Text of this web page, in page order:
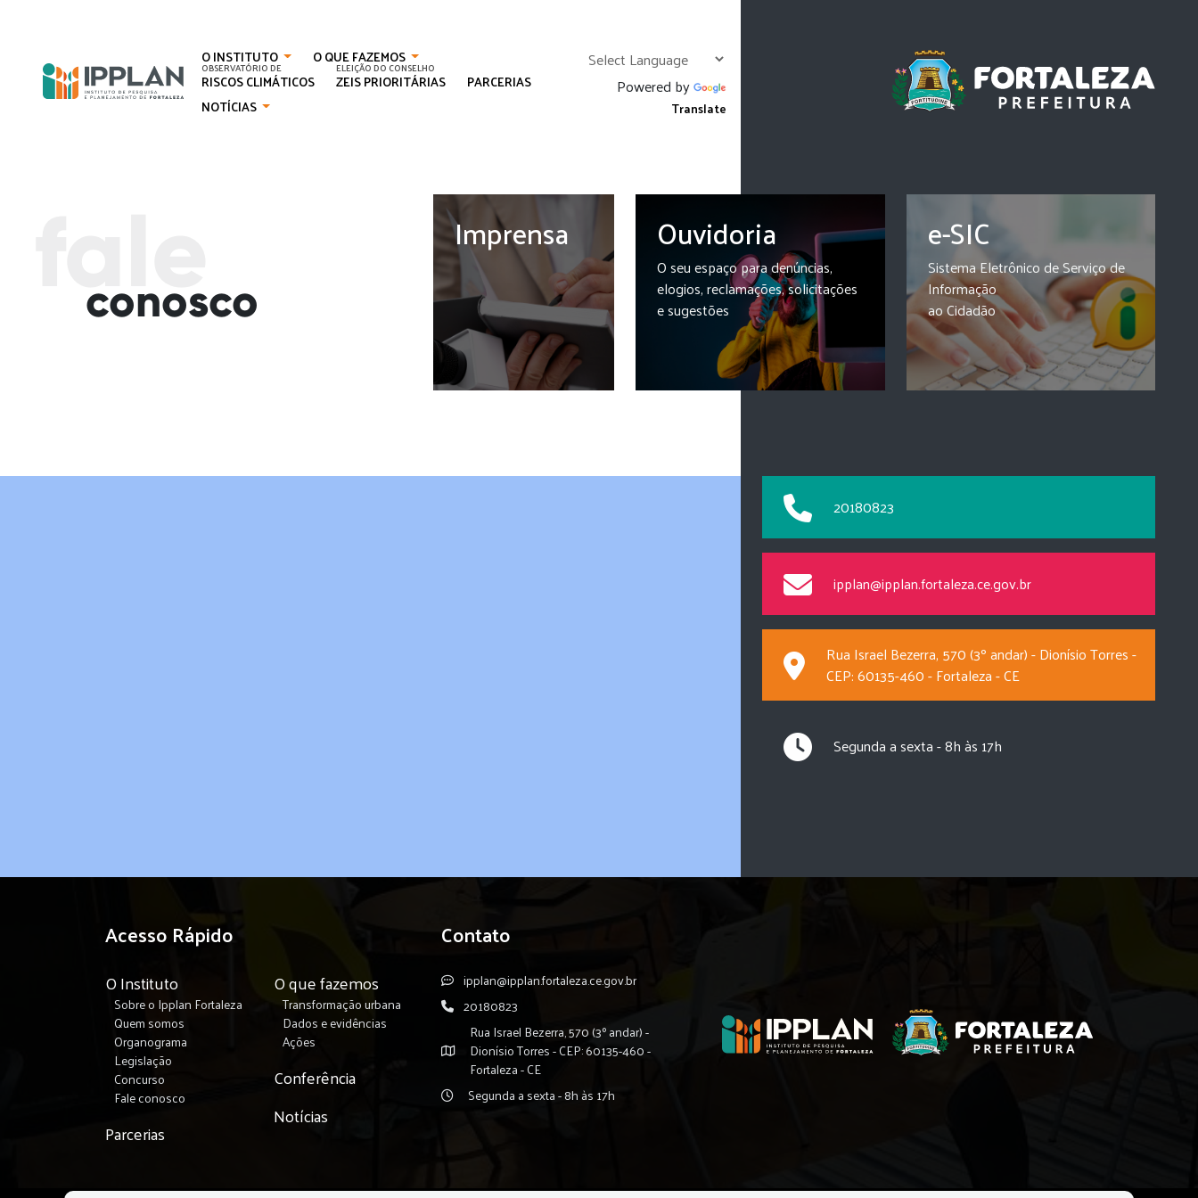
O INSTITUTO O QUE FAZEMOS
OBSERVATÓRIO DE
RISCOS CLIMÁTICOS
ELEIÇÃO DO CONSELHO
ZEIS PRIORITÁRIAS
PARCERIAS
NOTÍCIAS
Powered by
Translate
conosco
Imprensa Ouvidoria
O seu espaço para denúncias,
elogios, reclamações, solicitações
e sugestões
e-SIC
Sistema Eletrônico de Serviço de
Informação
ao Cidadão
20180823
ipplan@ipplan.fortaleza.ce.gov.br
Rua Israel Bezerra, 570 (3º andar) - Dionísio Torres -
CEP: 60135-460 - Fortaleza - CE
Segunda a sexta - 8h às 17h
Acesso Rápido
O Instituto
Sobre o Ipplan Fortaleza
Quem somos
Organograma
Legislação
Concurso
Fale conosco
Parcerias
O que fazemos
Transformação urbana
Dados e evidências
Ações
Conferência
Notícias
Contato
ipplan@ipplan.fortaleza.ce.gov.br
20180823
Rua Israel Bezerra, 570 (3º andar) -
Dionísio Torres - CEP: 60135-460 -
Fortaleza - CE
Segunda a sexta - 8h às 17h